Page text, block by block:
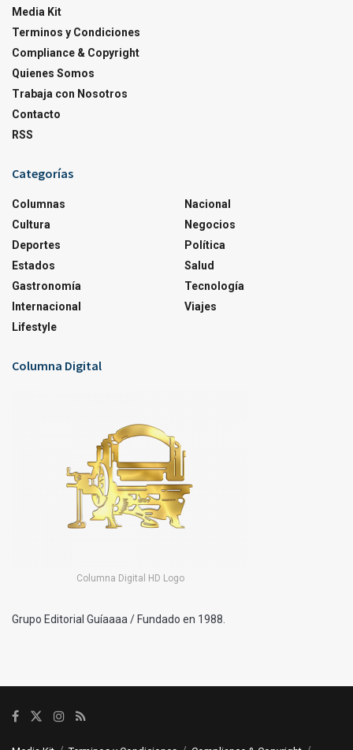
Media Kit
Terminos y Condiciones
Compliance & Copyright
Quienes Somos
Trabaja con Nosotros
Contacto
RSS
Categorías
Columnas
Cultura
Deportes
Estados
Gastronomía
Internacional
Lifestyle
Nacional
Negocios
Política
Salud
Tecnología
Viajes
Columna Digital
Columna Digital HD Logo
Grupo Editorial Guíaaaa / Fundado en 1988.